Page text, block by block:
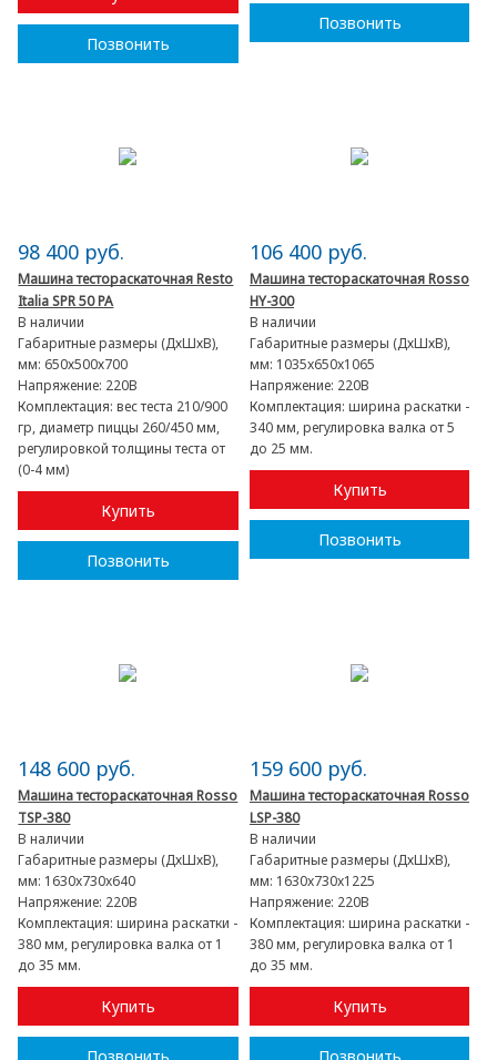
Позвонить
Позвонить
98 400 руб.
Машина тестораскаточная Resto
Italia SPR 50 PA
В наличии
Габаритные размеры (ДхШхВ),
мм: 650х500х700
Напряжение: 220В
Комплектация:вес теста 210/900
гр, диаметр пиццы 260/450 мм,
регулировкой толщины теста от
(0-4 мм)
Купить
Позвонить
106 400 руб.
Машина тестораскаточная Rosso
HY-300
В наличии
Габаритные размеры (ДхШхВ),
мм: 1035x650x1065
Напряжение: 220В
Комплектация: ширина раскатки -
340 мм, регулировка валка от 5
до 25 мм.
Купить
Позвонить
148 600 руб.
Машина тестораскаточная Rosso
TSP-380
В наличии
Габаритные размеры (ДхШхВ),
мм: 1630x730x640
Напряжение: 220В
Комплектация:ширина раскатки -
380 мм, регулировка валка от 1
до 35 мм.
Купить
159 600 руб.
Машина тестораскаточная Rosso
LSP-380
В наличии
Габаритные размеры (ДхШхВ),
мм: 1630x730x1225
Напряжение: 220В
Комплектация: ширина раскатки -
380 мм, регулировка валка от 1
до 35 мм.
Купить